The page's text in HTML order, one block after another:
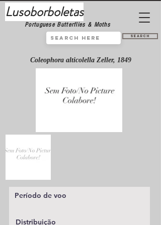
Lusoborboletas
Portuguese Butterflies & Moths
Search
Coleophora alticolella Zeller, 1849
Período de voo
Distribuição